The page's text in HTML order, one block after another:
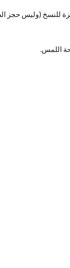
للنسخ (وليس حجز
اللمس.